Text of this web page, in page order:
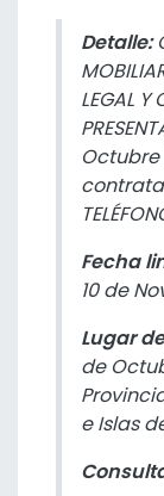
Detalle:
LEGAL Y
Octubre
Fecha
10 de
Lugar
de
e Islas